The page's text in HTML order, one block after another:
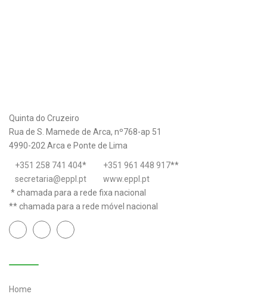
Quinta do Cruzeiro
Rua de S. Mamede de Arca, nº768-ap 51
4990-202 Arca e Ponte de Lima
+351 258 741 404* +351 961 448 917**
secretaria@eppl.pt
www.eppl.pt
* chamada para a rede fixa nacional
** chamada para a rede móvel nacional
Home